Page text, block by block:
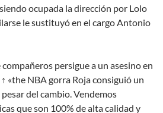
ocupada la dirección por Lolo
le sustituyó en el cargo Antonio
persigue a un asesino en
«the NBA gorra Roja consiguió un
del cambio. Vendemos
que son 100% de alta calidad y